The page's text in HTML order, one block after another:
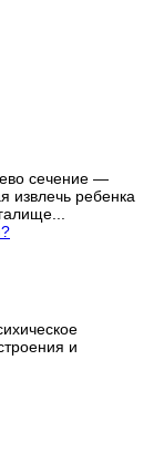
сечение —
извлечь ребенка
и